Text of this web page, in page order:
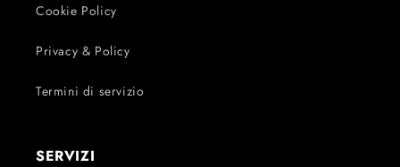
Cookie Policy
Privacy & Policy
Termini di servizio
SERVIZI